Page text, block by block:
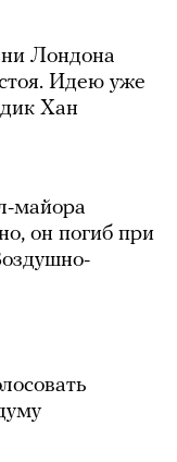
Лондона
Идею уже
Хан
майора
он погиб при